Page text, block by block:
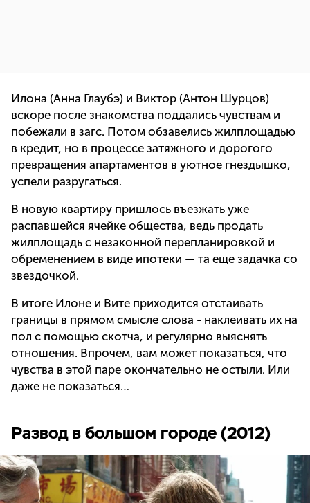
Илона (Анна Глаубэ) и Виктор (Антон Шурцов)
вскоре после знакомства поддались чувствам и
побежали в загс. Потом обзавелись жилплощадью
в кредит, но в процессе затяжного и дорогого
превращения апартаментов в уютное гнездышко,
успели разругаться.
В новую квартиру пришлось въезжать уже
распавшейся ячейке общества, ведь продать
жилплощадь с незаконной перепланировкой и
обременением в виде ипотеки — та еще задачка со
звездочкой.
В итоге Илоне и Вите приходится отстаивать
границы в прямом смысле слова - наклеивать их на
пол с помощью скотча, и регулярно выяснять
отношения. Впрочем, вам может показаться, что
чувства в этой паре окончательно не остыли. Или
даже не показаться…
Развод в большом городе (2012)